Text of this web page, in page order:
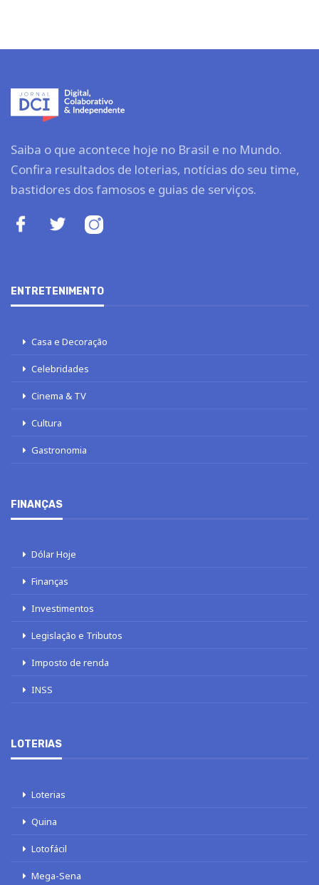
Saiba o que acontece hoje no Brasil e no Mundo.
Confira resultados de loterias, notícias do seu time,
bastidores dos famosos e guias de serviços.
ENTRETENIMENTO
Casa e Decoração
Celebridades
Cinema & TV
Cultura
Gastronomia
FINANÇAS
Dólar Hoje
Finanças
Investimentos
Legislação e Tributos
Imposto de renda
INSS
LOTERIAS
Loterias
Quina
Lotofácil
Mega-Sena